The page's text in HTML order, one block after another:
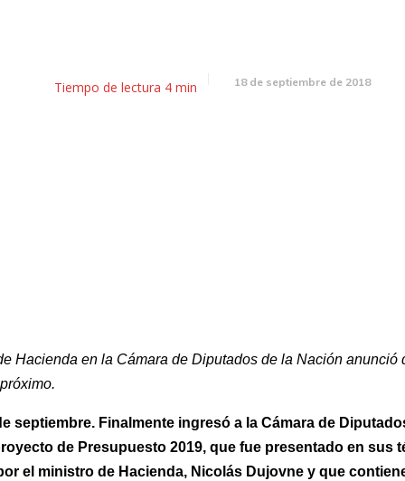
Tiempo de lectura 4min 18 de septiembre de 2018
Hacienda en la Cámara de Diputados de la Nación anunció
septiembre. Finalmente ingresó a la Cámara de
de Presupuesto 2019, que fue presentado en sus
el ministro de Hacienda, Nicolás Dujovne y que